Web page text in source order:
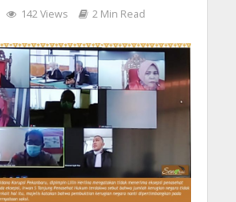
142 Views 2 Min Read